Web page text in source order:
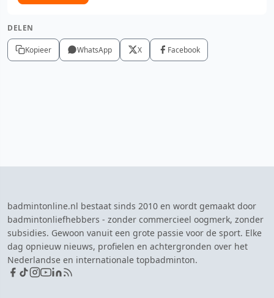
DELEN
Kopieer WhatsApp X Facebook
badmintonline.nl bestaat sinds 2010 en wordt gemaakt door
badmintonliefhebbers - zonder commercieel oogmerk, zonder
subsidies. Gewoon vanuit een grote passie voor de sport. Elke
dag opnieuw nieuws, profielen en achtergronden over het
Nederlandse en internationale topbadminton.